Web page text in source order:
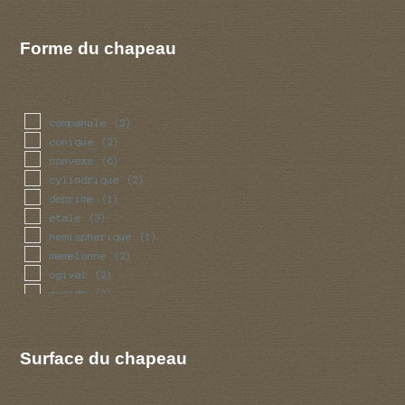
Forme du chapeau
campanule (2)
conique (2)
convexe (6)
cylindrique (2)
deprime (1)
etale (3)
hemispherique (1)
mamelonne (2)
ogival (2)
ovoide (2)
Surface du chapeau